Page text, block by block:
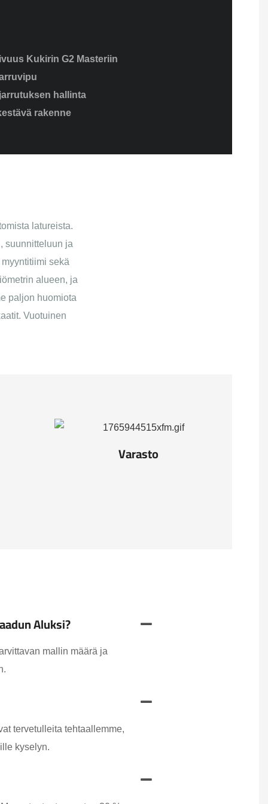
Kukirin G2 Masteriin
hallinta
rakenne
latureista.
suunnitteluun ja
sekä
alueen, ja
paljon huomiota
Vuotuinen
Varasto
Aluksi?
mallin määrä ja
tervetulleita tehtaallemme,
kyselyn.